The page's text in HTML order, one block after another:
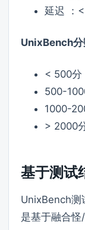
延迟 ：
UnixBench分
< 500分
500-
1000-
> 2000
基于测试
UnixBench测
是基于融合怪